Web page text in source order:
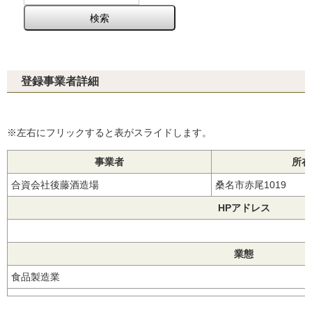
登録事業者詳細
※左右にフリックすると表がスライドします。
事業者 所
合資会社後藤酒造場 桑名市赤尾1019
HPアドレス
業態
食品製造業